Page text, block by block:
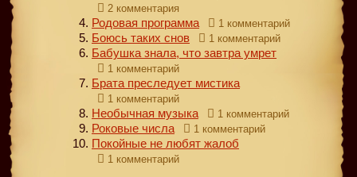
2 комментария
Родовая программа 1 комментарий
Боюсь таких снов 1 комментарий
Бабушка знала, что завтра умрет
1 комментарий
Брата преследует мистика
1 комментарий
Необычная музыка 1 комментарий
Роковые числа 1 комментарий
Покойные не любят жалоб
1 комментарий